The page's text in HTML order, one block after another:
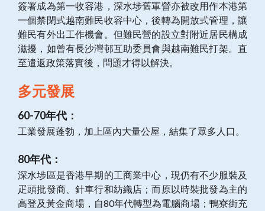
簽署成為第一收容港，深水埗舊軍營亦被改用作本港第
一個禁閉式越南難民收容中心，後轉為開放式管理，讓
難民有外出工作機會。但難民營的設立對附近居民構成
滋擾，如曾有長沙灣邨互助委員會與越南難民打架。直
至遣返政策落實後，問題才得以解決。
多元發展
60-70年代：
工業發展蓬勃，加上區內大量公屋，結集了眾多人口。
80年代：
深水埗區是香港早期的工商業中心，現仍有不少服裝及
疋頭批發商、針車行和紡織店；而原以時裝批發為主的
高登及黃金商場，自80年代轉型為電腦商場；鴨寮街充